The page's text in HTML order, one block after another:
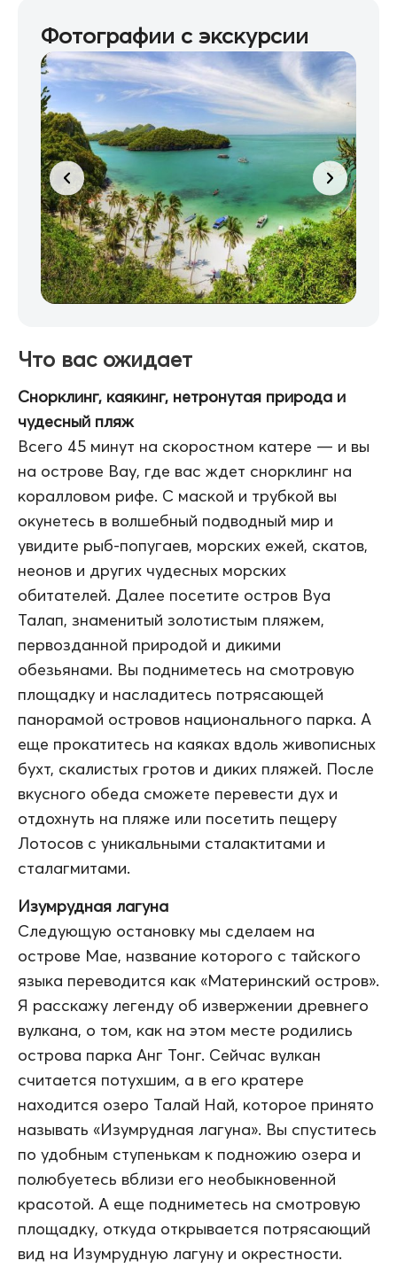
Фотографии с экскурсии
Что вас ожидает
Снорклинг, каякинг, нетронутая природа и
чудесный пляж
Всего 45 минут на скоростном катере — и вы
на острове Вау, где вас ждет снорклинг на
коралловом рифе. С маской и трубкой вы
окунетесь в волшебный подводный мир и
увидите рыб-попугаев, морских ежей, скатов,
неонов и других чудесных морских
обитателей. Далее посетите остров Вуа
Талап, знаменитый золотистым пляжем,
первозданной природой и дикими
обезьянами. Вы подниметесь на смотровую
площадку и насладитесь потрясающей
панорамой островов национального парка. А
еще прокатитесь на каяках вдоль живописных
бухт, скалистых гротов и диких пляжей. После
вкусного обеда сможете перевести дух и
отдохнуть на пляже или посетить пещеру
Лотосов с уникальными сталактитами и
сталагмитами.
Изумрудная лагуна
Следующую остановку мы сделаем на
острове Мае, название которого с тайского
языка переводится как «Материнский остров».
Я расскажу легенду об извержении древнего
вулкана, о том, как на этом месте родились
острова парка Анг Тонг. Сейчас вулкан
считается потухшим, а в его кратере
находится озеро Талай Най, которое принято
называть «Изумрудная лагуна». Вы спуститесь
по удобным ступенькам к подножию озера и
полюбуетесь вблизи его необыкновенной
красотой. А еще подниметесь на смотровую
площадку, откуда открывается потрясающий
вид на Изумрудную лагуну и окрестности.